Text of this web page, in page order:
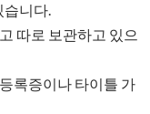
습니다.
따로 보관하고 있으
록증이나 타이틀 가